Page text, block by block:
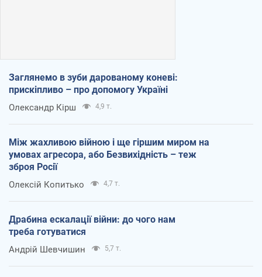
Заглянемо в зуби дарованому коневі:
прискіпливо – про допомогу Україні
Олександр Кірш 4,9 т.
Між жахливою війною і ще гіршим миром на
умовах агресора, або Безвихідність – теж
зброя Росії
Олексій Копитько 4,7 т.
Драбина ескалації війни: до чого нам
треба готуватися
Андрій Шевчишин 5,7 т.